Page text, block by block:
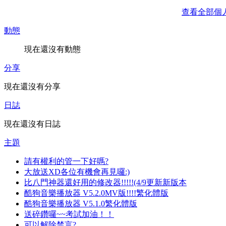
查看全部個
動態
現在還沒有動態
分享
現在還沒有分享
日誌
現在還沒有日誌
主題
請有權利的管一下好嗎?
大放送XD各位有機會再見囉:)
比八門神器還好用的修改器!!!!!(4/9更新新版本
酷狗音樂播放器 V5.2.0MV版!!!!繁化體版
酷狗音樂播放器 V5.1.0繁化體版
送碎鑽囉~~考試加油！！